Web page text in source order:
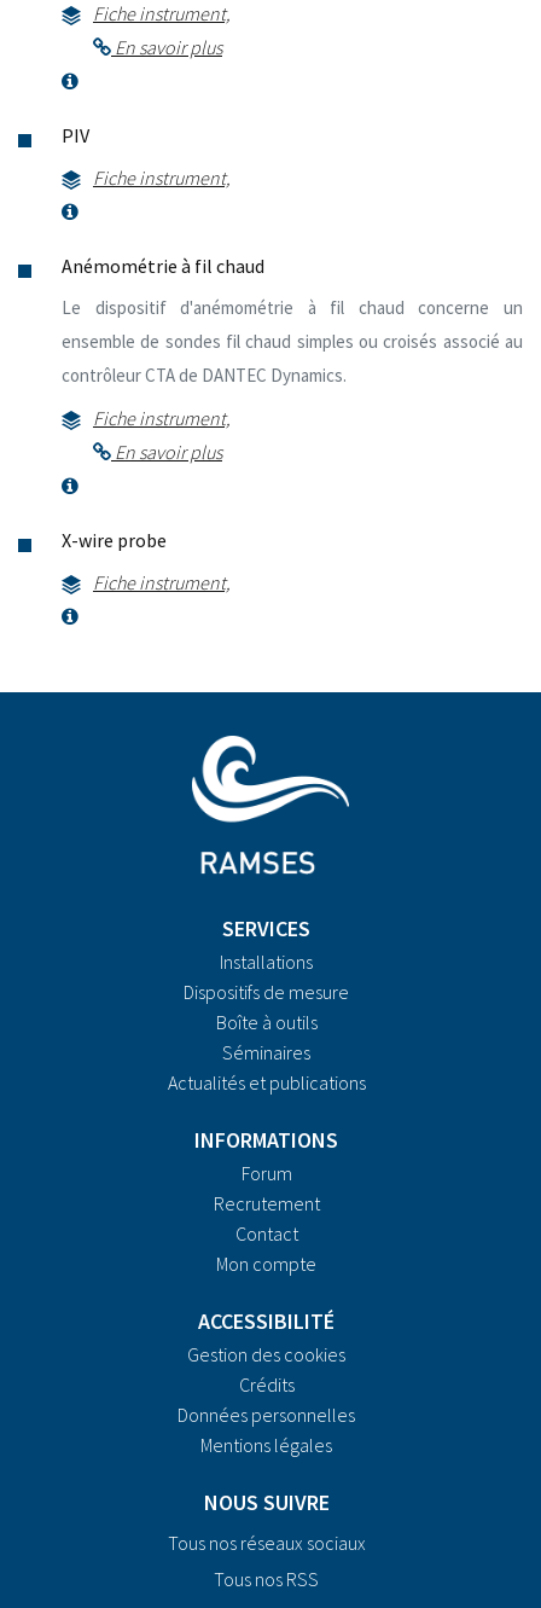
Fiche instrument,
En savoir plus
PIV
Fiche instrument,
Anémométrie à fil chaud
Le dispositif d'anémométrie à fil chaud concerne un
ensemble de sondes fil chaud simples ou croisés associé au
contrôleur CTA de DANTEC Dynamics.
Fiche instrument,
En savoir plus
X-wire probe
Fiche instrument,
SERVICES
Installations
Dispositifs de mesure
Boîte à outils
Séminaires
Actualités et publications
INFORMATIONS
Forum
Recrutement
Contact
Mon compte
ACCESSIBILITÉ
Gestion des cookies
Crédits
Données personnelles
Mentions légales
NOUS SUIVRE
Tous nos réseaux sociaux
Tous nos RSS